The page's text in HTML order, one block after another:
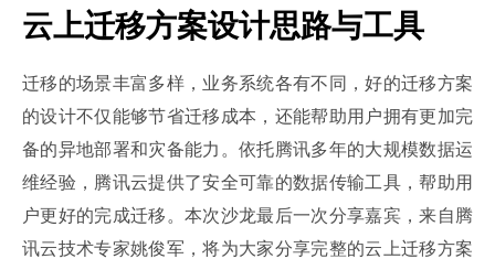
云上迁移方案设计思路与工具
迁移的场景丰富多样，业务系统各有不同，好的迁移方案
的设计不仅能够节省迁移成本，还能帮助用户拥有更加完
备的异地部署和灾备能力。依托腾讯多年的大规模数据运
维经验，腾讯云提供了安全可靠的数据传输工具，帮助用
户更好的完成迁移。本次沙龙最后一次分享嘉宾，来自腾
讯云技术专家姚俊军，将为大家分享完整的云上迁移方案